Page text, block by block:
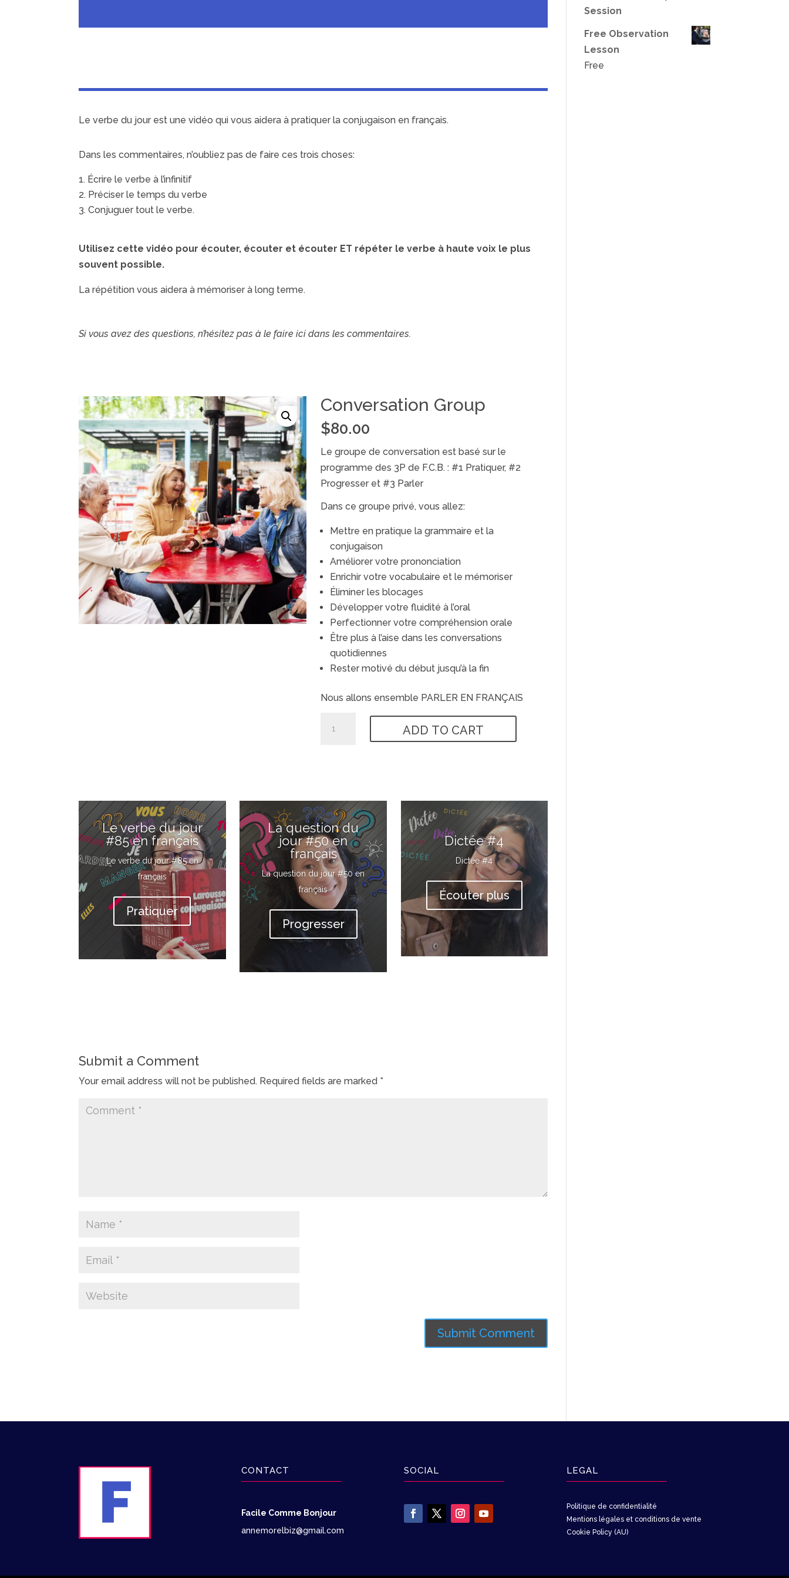
Le verbe du jour est une vidéo qui vous aidera à pratiquer la conjugaison en français.
Dans les commentaires, n’oubliez pas de faire ces trois choses:
Écrire le verbe à l’infinitif
Préciser le temps du verbe
Conjuguer tout le verbe.
Utilisez cette vidéo pour écouter, écouter et écouter ET répéter le verbe à haute voix le plus
souvent possible.
La répétition vous aidera à mémoriser à long terme.
Si vous avez des questions, n’hésitez pas à le faire ici dans les commentaires.
Conversation Group
$80.00
Le groupe de conversation est basé sur le
programme des 3P de F.C.B. : #1 Pratiquer, #2
Progresser et #3 Parler
Dans ce groupe privé, vous allez:
Mettre en pratique la grammaire et la
conjugaison
Améliorer votre prononciation
Enrichir votre vocabulaire et le mémoriser
Éliminer les blocages
Développer votre fluidité à l’oral
Perfectionner votre compréhension orale
Être plus à l’aise dans les conversations
quotidiennes
Rester motivé du début jusqu’à la fin
Nous allons ensemble PARLER EN FRANÇAIS
Conversation
ADD TO CART
Le verbe du jour
#85 en français
Le verbe du jour #85 en
français
Pratiquer
La question du
jour #50 en
français
La question du jour #50 en
français
Progresser
Dictée #4
Dictée #4
Écouter plus
Submit a Comment
Your email address will not be published. Required fields are marked *
Session
Free Observation
Lesson
Free
CONTACT
Facile Comme Bonjour
annemorelbiz@gmail.com
SOCIAL LEGAL
Politique de confidentialité
Mentions légales et conditions de vente
Cookie Policy (AU)